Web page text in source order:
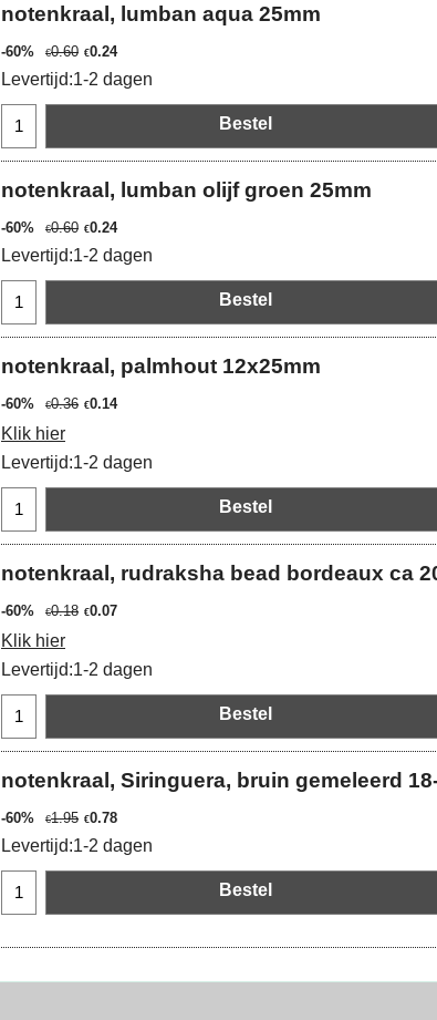
notenkraal, lumban aqua 25mm
-60% €0.60 €0.24
Levertijd:1-2 dagen
Bestel
notenkraal, lumban olijf groen 25mm
-60% €0.60 €0.24
Levertijd:1-2 dagen
Bestel
notenkraal, palmhout 12x25mm
-60% €0.36 €0.14
Klik hier
Levertijd:1-2 dagen
Bestel
notenkraal, rudraksha bead bordeaux ca
-60% €0.18 €0.07
Klik hier
Levertijd:1-2 dagen
Bestel
notenkraal, Siringuera, bruin gemeleerd
-60% €1.95 €0.78
Levertijd:1-2 dagen
Bestel